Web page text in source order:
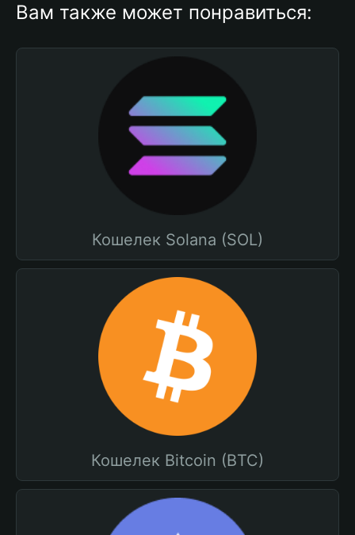
Вам также может понравиться:
Кошелек Solana (SOL)
Кошелек Bitcoin (BTC)